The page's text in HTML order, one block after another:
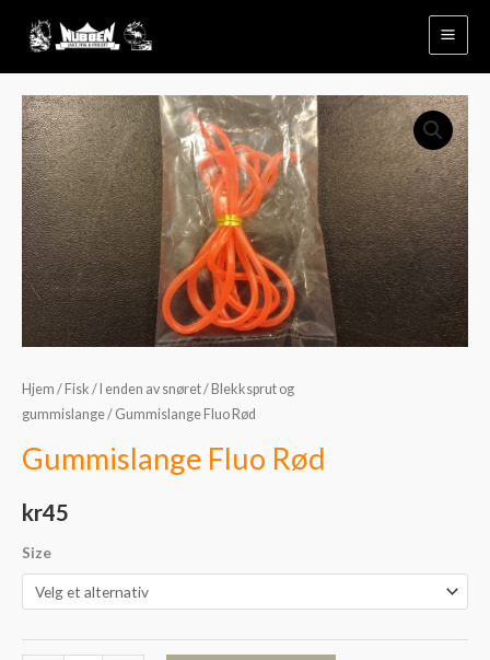
innholdet
Hjem / Fisk / I enden av snøret/ Blekksprut og
gummislange/ Gummislange Fluo Rød
Gummislange Fluo Rød
kr45
Size
Gummislange
Fluo
Rød
antall